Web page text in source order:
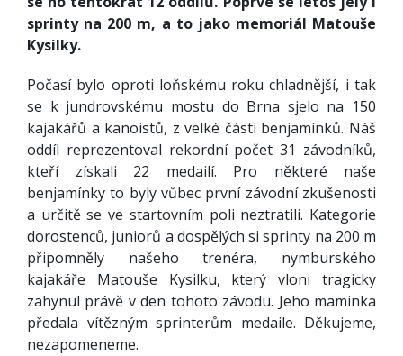
sprinty na 200 m, a to jako memoriál Matouše
Kysilky.
Počasí bylo oproti loňskému roku chladnější, i tak
se k jundrovskému mostu do Brna sjelo na 150
kajakářů a kanoistů, z velké části benjamínků. Náš
oddíl reprezentoval rekordní počet 31 závodníků,
kteří získali 22 medailí. Pro některé naše
benjamínky to byly vůbec první závodní zkušenosti
a určitě se ve startovním poli neztratili. Kategorie
dorostenců, juniorů a dospělých si sprinty na 200 m
připomněly našeho trenéra, nymburského
kajakáře Matouše Kysilku, který vloni tragicky
zahynul právě v den tohoto závodu. Jeho maminka
předala vítězným sprinterům medaile. Děkujeme,
nezapomeneme.